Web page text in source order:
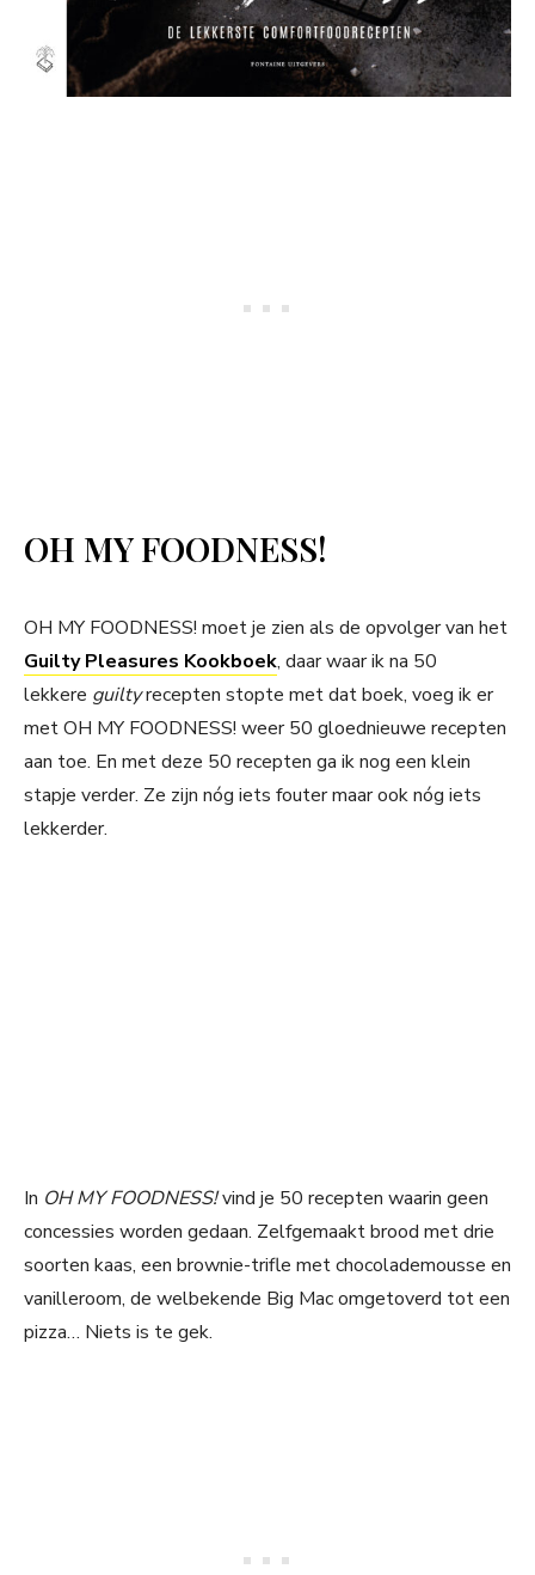
OH MY FOODNESS!
OH MY FOODNESS! moet je zien als de opvolger van het
Guilty Pleasures Kookboek, daar waar ik na 50
lekkere guiltyrecepten stopte met dat boek, voeg ik er
met OH MY FOODNESS! weer 50 gloednieuwe recepten
aan toe. En met deze 50 recepten ga ik nog een klein
stapje verder. Ze zijn nóg iets fouter maar ook nóg iets
lekkerder.
In OH MY FOODNESS!vind je 50 recepten waarin geen
concessies worden gedaan. Zelfgemaakt brood met drie
soorten kaas, een brownie-trifle met chocolademousse en
vanilleroom, de welbekende Big Mac omgetoverd tot een
pizza… Niets is te gek.